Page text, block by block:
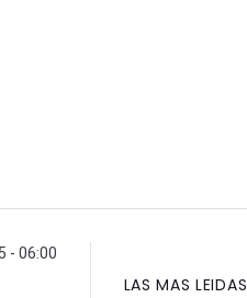
- 06:00
LAS MAS LEIDAS